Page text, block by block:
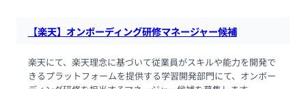
【楽天】オンボーディング研修マネージャー候補
楽天にて、楽天理念に基づいて従業員がスキルや能力を開発で
きるプラットフォームを提供する学習開発部門にて、オンボー